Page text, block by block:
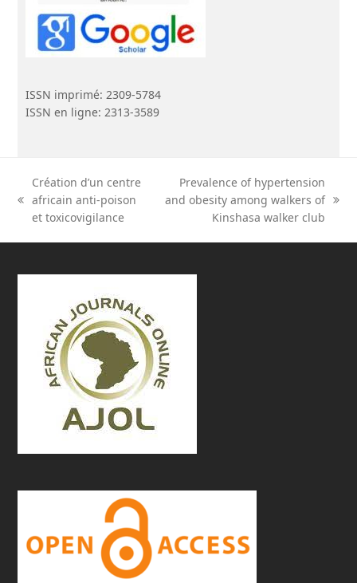
ISSN imprimé: 2309-5784
ISSN en ligne: 2313-3589
previous
post:
Création d’un centre
africain anti-poison
et toxicovigilance
next
Prevalence of hypertension
and obesity among walkers of
Kinshasa walker club